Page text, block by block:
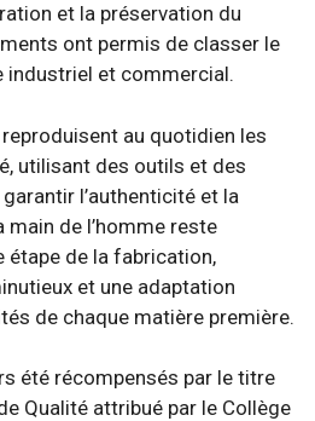
et la préservation du
ont permis de classer le
et commercial.
au quotidien les
utilisant des outils et des
l’authenticité et la
de l’homme reste
étape de la fabrication,
et une adaptation
de chaque matière première.
été récompensés par le titre
Qualité attribué par le Collège